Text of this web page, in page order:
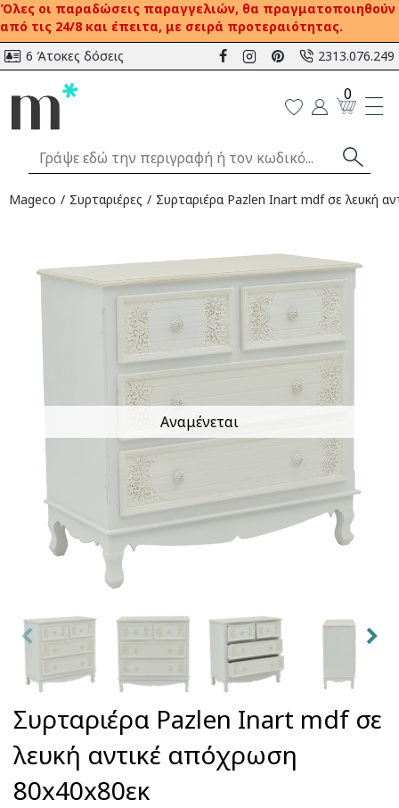
Όλες οι παραδώσεις παραγγελιών, θα πραγματοποιηθούν
από τις 24/8 και έπειτα, με σειρά προτεραιότητας.
6 Άτοκες δόσεις
2313.076.249
0
Mageco Συρταριέρες Συρταριέρα Pazlen Inart mdf σε λευκή
Αναμένεται
Συρταριέρα Pazlen Inart mdf σε
λευκή αντικέ απόχρωση
80x40x80εκ